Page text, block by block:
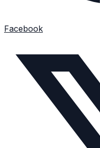
Facebook